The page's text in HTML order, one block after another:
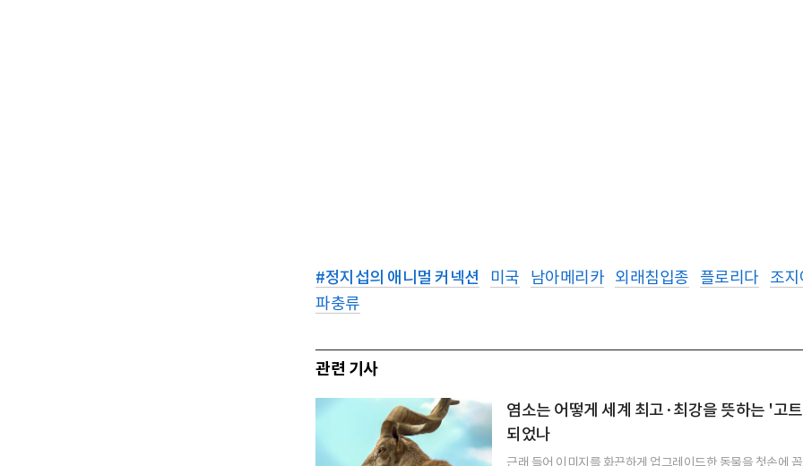
#정지섭의 애니멀 커넥션 미국 남아메리카 외래침입종 플로리다
조지
파충류
관련 기사
염소는 어떻게 세계 최고·최강을 뜻하는 '고
되었나
근래 들어 이미지를 화끈하게 업그레이드한 동물을 첫손에